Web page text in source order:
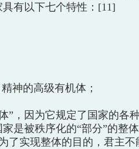
有以下七个特性：[11]
神的高级有机体；
，因为它规定了国家的各
是被秩序化的“部分”的整体
了实现整体的目的，君主不